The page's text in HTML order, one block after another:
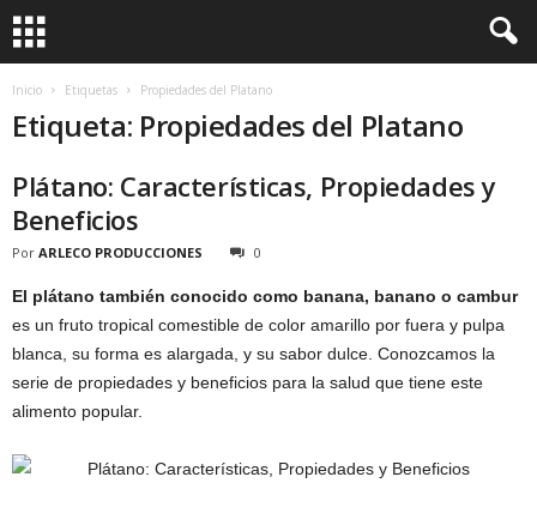
Inicio Etiquetas Propiedades del Platano
Etiqueta: Propiedades del Platano
Plátano: Características, Propiedades y
Beneficios
Por ARLECO PRODUCCIONES 0
El plátano también conocido como banana, banano o cambur
es un fruto tropical comestible de color amarillo por fuera y pulpa
blanca, su forma es alargada, y su sabor dulce. Conozcamos la
serie de propiedades y beneficios para la salud que tiene este
alimento popular.